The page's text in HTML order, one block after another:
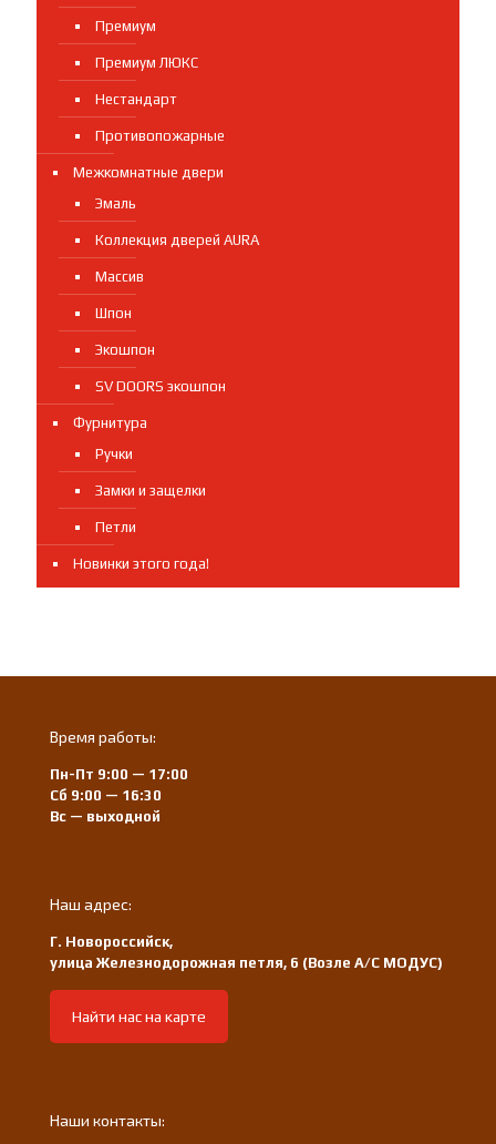
Премиум
Премиум ЛЮКС
Нестандарт
Противопожарные
Межкомнатные двери
Эмаль
Коллекция дверей AURA
Массив
Шпон
Экошпон
SV DOORS экошпон
Фурнитура
Ручки
Замки и защелки
Петли
Новинки этого года!
Время работы:
Пн-Пт 9:00 — 17:00
Сб 9:00 — 16:30
Вс — выходной
Наш адрес:
Г. Новороссийск,
улица Железнодорожная петля, 6 (Возле А/С МОДУС)
Найти нас на карте
Наши контакты: